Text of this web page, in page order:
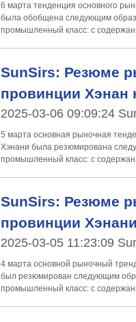
6 марта тенденция основного
была обобщена следующим образом:
промышленный класс: с
SunSirs: Резюме
провинции Хэнан
2025-03-06 09:09:24
5 марта основная рыночная
Хэнани была резюмирована следующим
промышленный класс: с
SunSirs: Резюме
провинции
2025-03-05 11:23:09
4 марта основной рыночный
был резюмирован следующим образом:
промышленный класс: с